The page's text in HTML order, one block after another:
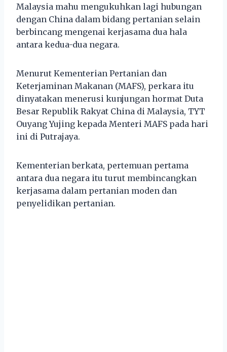
Malaysia mahu mengukuhkan lagi hubungan
dengan China dalam bidang pertanian selain
berbincang mengenai kerjasama dua hala
antara kedua-dua negara.
Menurut Kementerian Pertanian dan
Keterjaminan Makanan (MAFS), perkara itu
dinyatakan menerusi kunjungan hormat Duta
Besar Republik Rakyat China di Malaysia, TYT
Ouyang Yujing kepada Menteri MAFS pada hari
ini di Putrajaya.
Kementerian berkata, pertemuan pertama
antara dua negara itu turut membincangkan
kerjasama dalam pertanian moden dan
penyelidikan pertanian.